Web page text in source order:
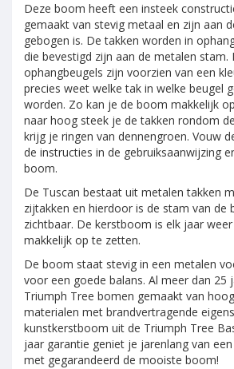
Deze boom heeft een insteek
gemaakt van stevig metaal en zijn aan
gebogen is. De takken worden in
die bevestigd zijn aan de metalen stam.
ophangbeugels zijn voorzien van een
precies weet welke tak in welke beugel
worden. Zo kan je de boom makkelijk
naar hoog steek je de takken rondom
krijg je ringen van dennengroen. Vouw
de instructies in de gebruiksaanwijzing
boom.
De Tuscan bestaat uit metalen takken
zijtakken en hierdoor is de stam van de
zichtbaar. De kerstboom is elk jaar
makkelijk op te zetten.
De boom staat stevig in een metalen
voor een goede balans. Al meer dan 25
Triumph Tree bomen gemaakt van
materialen met brandvertragende
kunstkerstboom uit de Triumph Tree
jaar garantie geniet je jarenlang van
met gegarandeerd de mooiste boom!